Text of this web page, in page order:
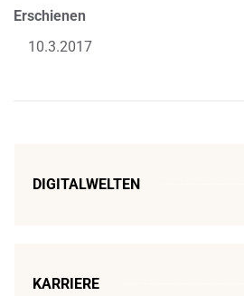
Erschienen
10.3.2017
DIGITALWELTEN
KARRIERE